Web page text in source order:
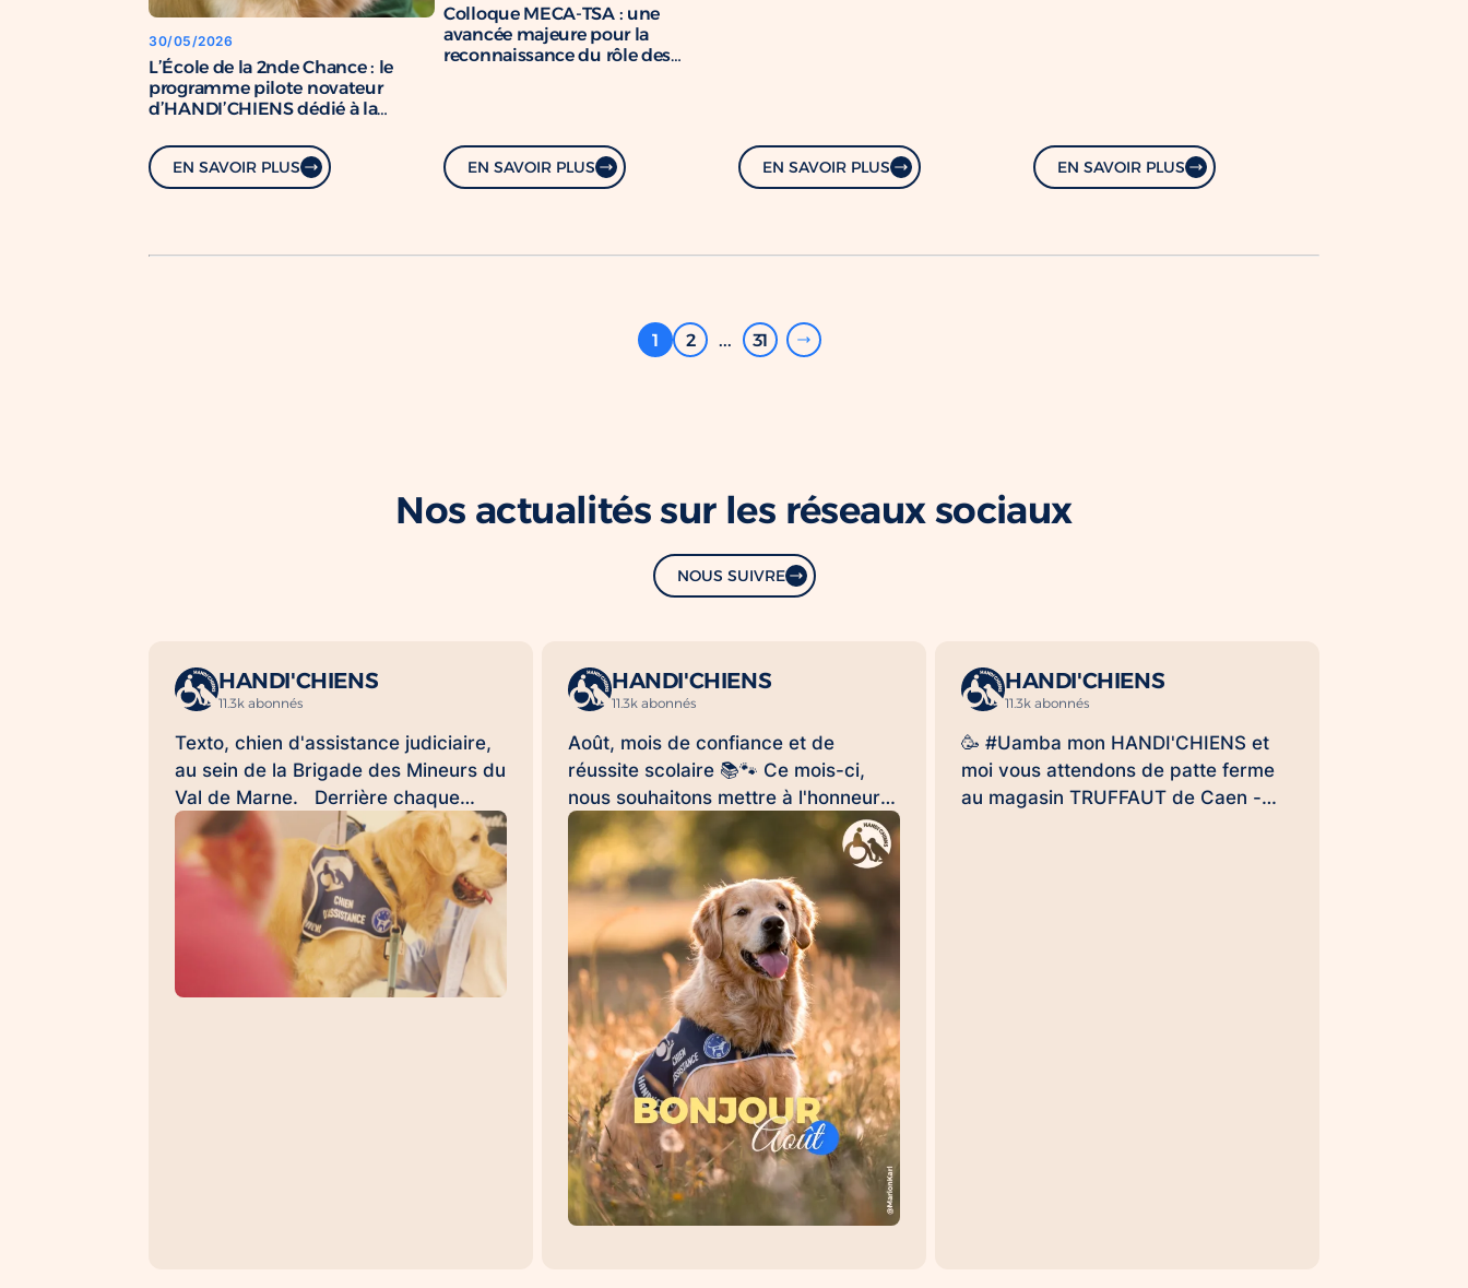
30/05/2026
L’École de la 2nde Chance : le
programme pilote novateur
d’HANDI’CHIENS dédié à la
EN SAVOIR PLUS
Colloque MECA-TSA : une
avancée majeure pour la
reconnaissance du rôle des
EN SAVOIR PLUS EN SAVOIR PLUS EN SAVOIR PLUS
1 2 ... 31
Nos actualités sur les réseaux sociaux
NOUS SUIVRE
HANDI'CHIENS
11.3k abonnés
Texto, chien d'assistance judiciaire,
au sein de la Brigade des Mineurs du
Val de Marne. Derrière chaque
témoignage, il y a une histoire
difficile à raconter. Pour de
nombreuses victimes, franchir la
porte d'un commissariat ou d'un
tribunal, revivre les faits lors d'une
audition ou d'une expertise peut être
une épreuve. À leurs côtés, les
HANDI'CHIENS
11.3k abonnés
Août, mois de confiance et de
réussite scolaire 📚🐾 Ce mois-ci,
nous souhaitons mettre à l'honneur
Émilie et Ron, son chien d'assistance
à la réussite scolaire HANDI'CHIENS
💛 Au quotidien, Ron accompagne
Émilie dans son collège et l'aide à
évoluer dans un environnement
scolaire avec davantage de sérénité,
de confiance et d'apaisement. Sa
présence favorise les
apprentissages, renforce le
sentiment de sécurité et contribue à
créer un climat propice à la réussite.
Les chiens d'assistance à la réussite
scolaire permettent : 🐾 d'apaiser les
situations de stress et d'anxiété 🐾
de favoriser la concentration et les
apprentissages 🐾 de renforcer la
HANDI'CHIENS
11.3k abonnés
🥳 #Uamba mon HANDI'CHIENS et
moi vous attendons de patte ferme
au magasin TRUFFAUT de Caen -